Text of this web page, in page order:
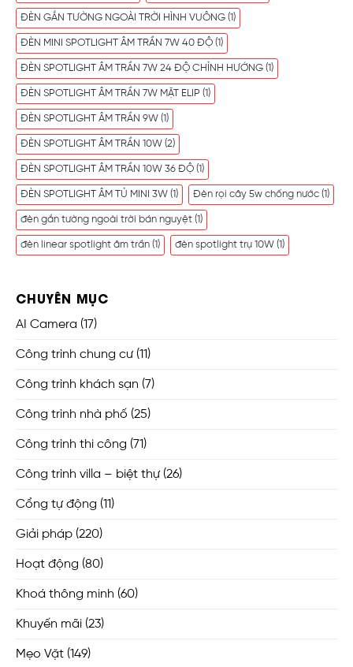
ĐÈN GẮN TƯỜNG NGOÀI TRỜI HÌNH VUÔNG (1)
ĐÈN MINI SPOTLIGHT ÂM TRẦN 7W 40 ĐỘ (1)
ĐÈN SPOTLIGHT ÂM TRẦN 7W 24 ĐỘ CHỈNH HƯỚNG (1)
ĐÈN SPOTLIGHT ÂM TRẦN 7W MẶT ELIP (1)
ĐÈN SPOTLIGHT ÂM TRẦN 9W (1)
ĐÈN SPOTLIGHT ÂM TRẦN 10W (2)
ĐÈN SPOTLIGHT ÂM TRẦN 10W 36 ĐỘ (1)
ĐÈN SPOTLIGHT ÂM TỦ MINI 3W (1) Đèn rọi cây 5w chống nước (1)
đèn gắn tường ngoài trời bán nguyệt (1)
đèn linear spotlight âm trần (1) đèn spotlight trụ 10W (1)
CHUYÊN MỤC
AI Camera (17)
Công trình chung cư(11)
Công trình khách sạn (7)
Công trình nhà phố (25)
Công trình thi công (71)
Công trình villa – biệt thự(26)
Cổng tự động (11)
Giải pháp (220)
Hoạt động (80)
Khoá thông minh (60)
Khuyến mãi (23)
Mẹo Vặt (149)